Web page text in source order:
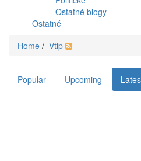
Ostatné blogy
Ostatné
Home / Vtip
Popular Upcoming